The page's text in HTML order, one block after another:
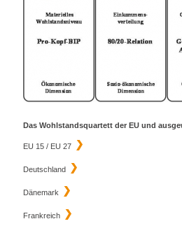
Das Wohlstandsquartett der EU und
EU 15 / EU 27
Deutschland
Dänemark
Frankreich